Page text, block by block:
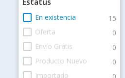
check_box_outline_blank En existencia 15
check_box_outline_blank Oferta 0
check_box_outline_blank Envío Gratis 0
check_box_outline_blank Producto Nuevo 0
check_box_outline_blank Importado